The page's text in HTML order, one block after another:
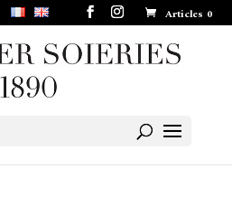
Articles 0